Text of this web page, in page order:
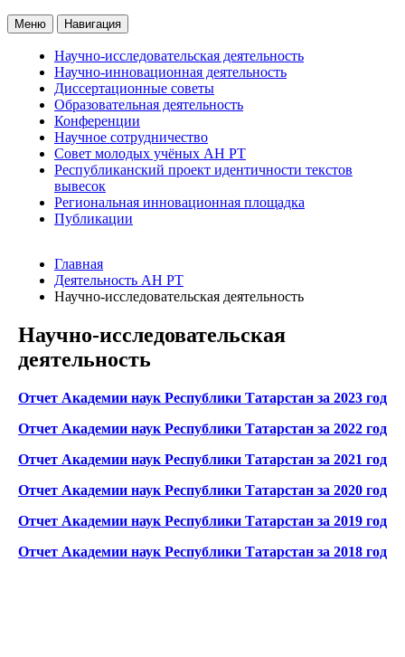
Меню Навигация
Научно-исследовательская деятельность
Научно-инновационная деятельность
Диссертационные советы
Образовательная деятельность
Конференции
Научное сотрудничество
Совет молодых учёных АН РТ
Республиканский проект идентичности текстов
вывесок
Региональная инновационная площадка
Публикации
Главная
Деятельность АН РТ
Научно-исследовательская деятельность
Научно-исследовательская
деятельность
Отчет Академии наук Республики Татарстан за 2023 год
Отчет Академии наук Республики Татарстан за 2022 год
Отчет Академии наук Республики Татарстан за 2021 год
Отчет Академии наук Республики Татарстан за 2020 год
Отчет Академии наук Республики Татарстан за 2019 год
Отчет Академии наук Республики Татарстан за 2018 год